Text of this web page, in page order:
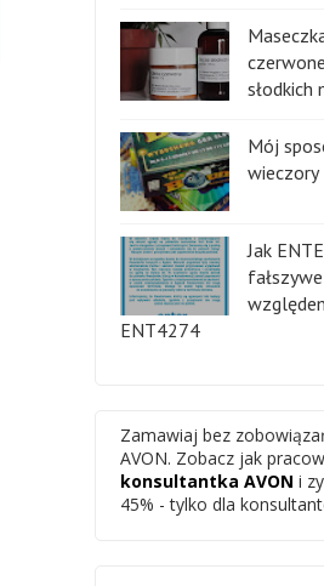
słodkich
Mój
wieczory
Jak
ENT4274
Zamawiaj bez
AVON. Zobacz jak
konsultantka AVON i
45% - tylko dla